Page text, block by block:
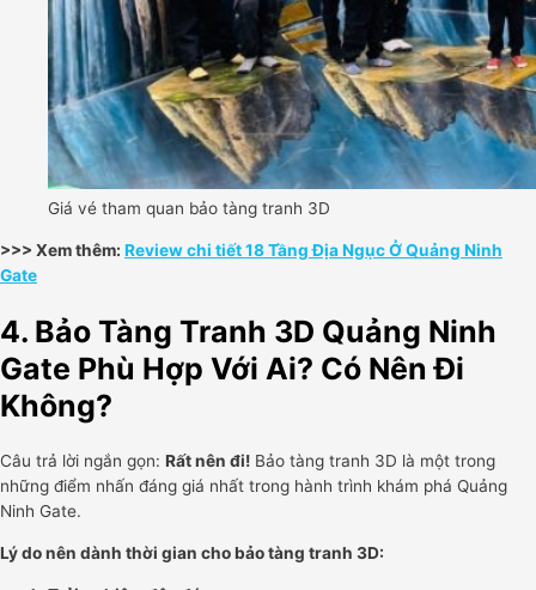
Giá vé tham quan bảo tàng tranh 3D
>>> Xem thêm: Review chi tiết 18 Tầng Địa Ngục Ở Quảng Ninh
Gate
4. Bảo Tàng Tranh 3D Quảng Ninh
Gate Phù Hợp Với Ai? Có Nên Đi
Không?
Câu trả lời ngắn gọn: Rất nên đi! Bảo tàng tranh 3D là một trong
những điểm nhấn đáng giá nhất trong hành trình khám phá Quảng
Ninh Gate.
Lý do nên dành thời gian cho bảo tàng tranh 3D: